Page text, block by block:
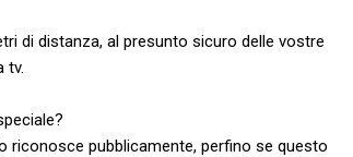
di distanza, al presunto sicuro delle vostre
tv.
riconosce pubblicamente, perfino se questo